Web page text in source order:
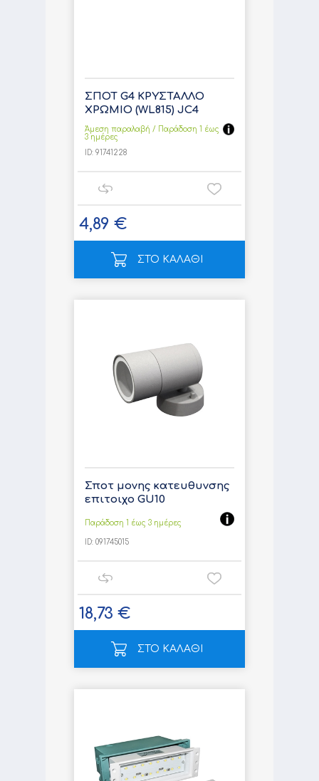
ΣΠΟΤ G4 ΚΡΥΣΤΑΛΛΟ
ΧΡΩΜΙΟ (WL815) JC4
Άμεση παραλαβή / Παράδoση 1 έως
3 ημέρες
ID: 91741228
4,89 €
ΣΤΟ ΚΑΛΑΘΙ
Σποτ μονης κατευθυνσης
επιτοιχο GU10
Παράδοση 1 έως 3 ημέρες
ID: 091745015
18,73 €
ΣΤΟ ΚΑΛΑΘΙ